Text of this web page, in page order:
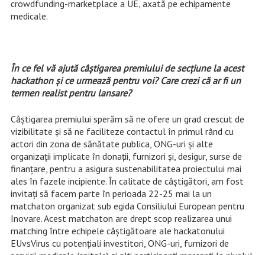
crowdfunding-marketplace a UE, axată pe echipamente
medicale.
În ce fel vă ajută câştigarea premiului de secţiune la acest
hackathon şi ce urmează pentru voi? Care crezi că ar fi un
termen realist pentru lansare?
Câştigarea premiului sperăm să ne ofere un grad crescut de
vizibilitate şi să ne faciliteze contactul în primul rând cu
actori din zona de sănătate publica, ONG-uri şi alte
organizaţii implicate în donaţii, furnizori şi, desigur, surse de
finanţare, pentru a asigura sustenabilitatea proiectului mai
ales în fazele incipiente. În calitate de câştigători, am fost
invitaţi să facem parte în perioada 22-25 mai la un
matchaton organizat sub egida Consiliului European pentru
Inovare. Acest matchaton are drept scop realizarea unui
matching între echipele câştigătoare ale hackatonului
EUvsVirus cu potenţiali investitori, ONG-uri, furnizori de